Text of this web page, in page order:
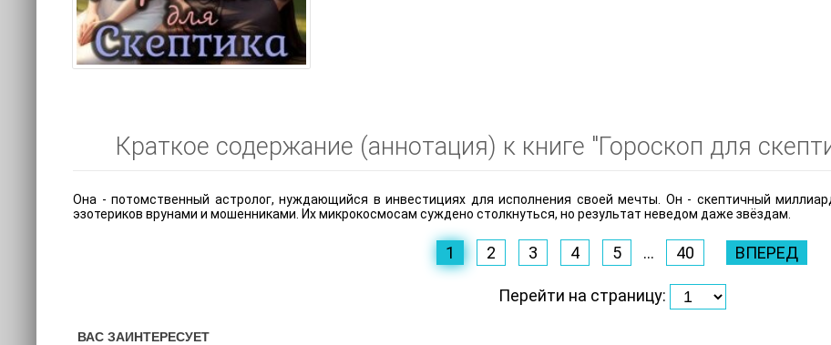
Краткое содержание (аннотация) к книге "Гороскоп для
Она - потомственный астролог, нуждающийся в инвестициях для исполнения своей мечты. Он - скептичный
эзотериков врунами и мошенниками. Их микрокосмосам суждено столкнуться, но результат неведом даже звёздам.
1 2 3 4 5 ... 40 ВПЕРЕД
Перейти на страницу: